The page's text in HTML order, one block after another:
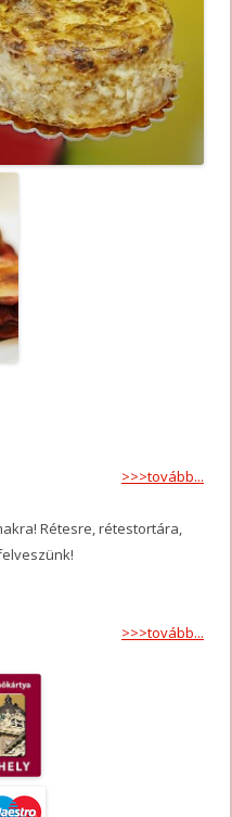
>>>tovább...
Rétesre, rétestortára,
>>>tovább...